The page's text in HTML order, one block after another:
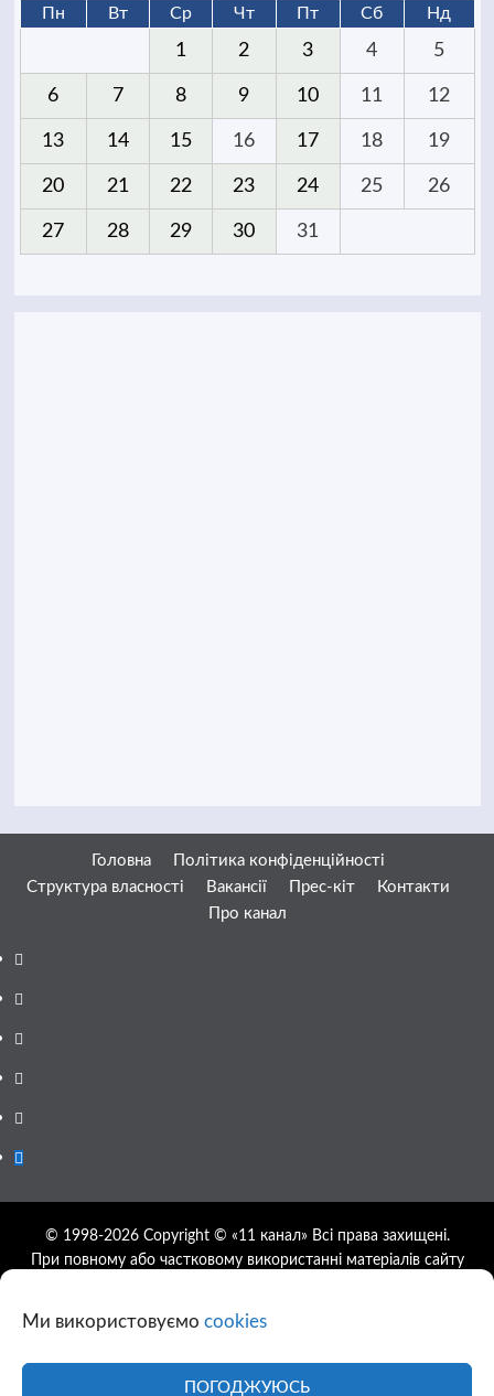
Ми використовуємо cookies
ПОГОДЖУЮСЬ
Пн Вт Ср Чт Пт Сб Нд
1 2 3 4 5
6 7 8 9 10 11 12
13 14 15 16 17 18 19
20 21 22 23 24 25 26
27 28 29 30 31
Головна
Політика конфіденційності
Структура власності
Вакансії Прес-кіт
Контакти
Про канал
Facebook
YouTube
Telegram
Instagram
Twitter
Google
© 1998-2026 Copyright © «11 канал» Всі права захищені.
При повному або частковому використанні матеріалів сайту
дозволяється за умови посилання на джерело та прямого